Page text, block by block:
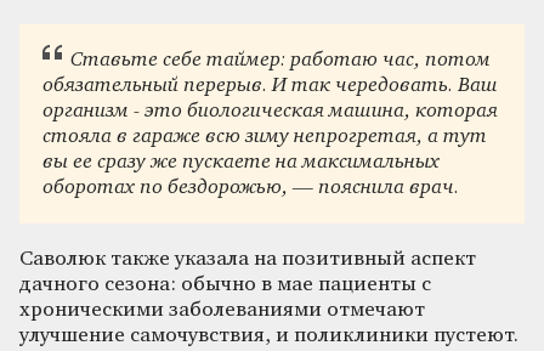
Ставьте себе таймер: работаю час, потом
обязательный перерыв. И так чередовать. Ваш
организм - это биологическая машина, которая
стояла в гараже всю зиму непрогретая, а тут
вы ее сразу же пускаете на максимальных
оборотах по бездорожью, — пояснила врач.
Саволюк также указала на позитивный аспект
дачного сезона: обычно в мае пациенты с
хроническими заболеваниями отмечают
улучшение самочувствия, и поликлиники пустеют.